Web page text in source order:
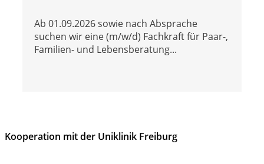
Ab 01.09.2026 sowie nach Absprache
suchen wir eine (m/w/d) Fachkraft für Paar-,
Familien- und Lebensberatung...
Kooperation mit der Uniklinik Freiburg